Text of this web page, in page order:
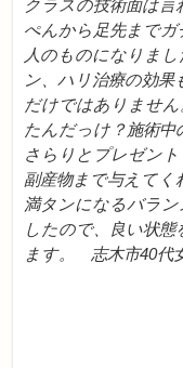
クラスの技術面は
ぺんから足先まで
人のものになりま
ン、ハリ治療の効
だけではありませ
たんだっけ？施術中
さらりとプレゼン
副産物まで与えて
満タンになるバラ
したので、良い状
ます。 志木市40代